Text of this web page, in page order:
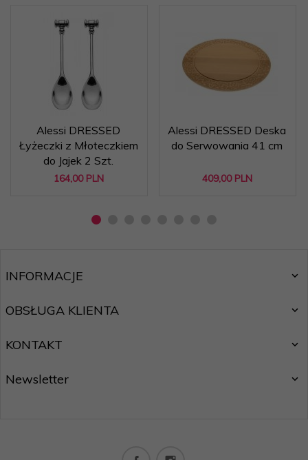
Alessi DRESSED
Łyżeczki z Młoteczkiem
do Jajek 2 Szt.
164,00 PLN
Alessi DRESSED Deska
do Serwowania 41 cm
409,00 PLN
INFORMACJE
OBSŁUGA KLIENTA
KONTAKT
Newsletter